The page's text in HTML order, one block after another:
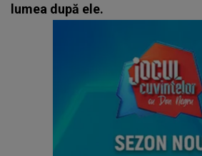
lumea după ele.